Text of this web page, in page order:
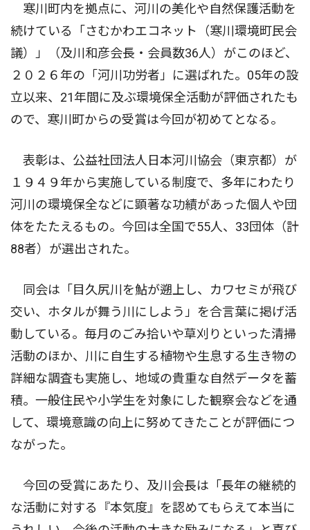
寒川町内を拠点に、河川の美化や自然保護活動を
続けている「さむかわエコネット（寒川環境町民会
議）」（及川和彦会長・会員数36人）がこのほど、
２０２６年の「河川功労者」に選ばれた。05年の設
立以来、21年間に及ぶ環境保全活動が評価されたも
ので、寒川町からの受賞は今回が初めてとなる。
表彰は、公益社団法人日本河川協会（東京都）が
１９４９年から実施している制度で、多年にわたり
河川の環境保全などに顕著な功績があった個人や団
体をたたえるもの。今回は全国で55人、33団体（計
88者）が選出された。
同会は「目久尻川を鮎が遡上し、カワセミが飛び
交い、ホタルが舞う川にしよう」を合言葉に掲げ活
動している。毎月のごみ拾いや草刈りといった清掃
活動のほか、川に自生する植物や生息する生き物の
詳細な調査も実施し、地域の貴重な自然データを蓄
積。一般住民や小学生を対象にした観察会などを通
して、環境意識の向上に努めてきたことが評価につ
ながった。
今回の受賞にあたり、及川会長は「長年の継続的
な活動に対する『本気度』を認めてもらえて本当に